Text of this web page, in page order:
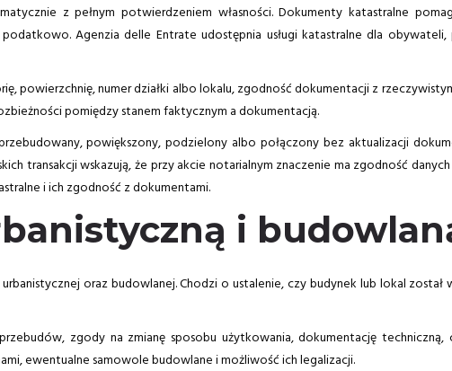
z pełnym potwierdzeniem własności. Dokumenty katastralne
Agenzia delle Entrate udostępnia usługi katastralne dla
powierzchnię, numer działki albo lokalu, zgodność dokumentacji z
pomiędzy stanem faktycznym a dokumentacją.
powiększony, podzielony albo połączony bez aktualizacji
transakcji wskazują, że przy akcie notarialnym znaczenie ma zgodność
i ich zgodność z dokumentami.
i
oraz budowlanej. Chodzi o ustalenie, czy budynek lub lokal został
zgody na zmianę sposobu użytkowania, dokumentację techniczną,
ewentualne samowole budowlane i możliwość ich legalizacji.